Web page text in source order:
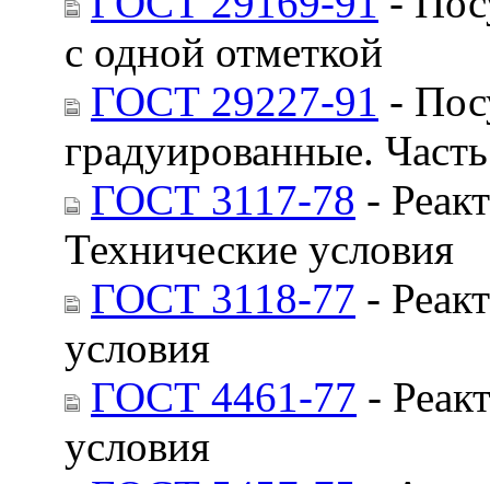
с одной отметкой
ГОСТ 29227-91 -
градуированные.
ГОСТ 3117-78 -
Технические условия
ГОСТ 3118-77 -
условия
ГОСТ 4461-77 -
условия